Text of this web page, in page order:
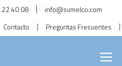
40 08
info@sumelco.com
Contacto Preguntas Frecuentes